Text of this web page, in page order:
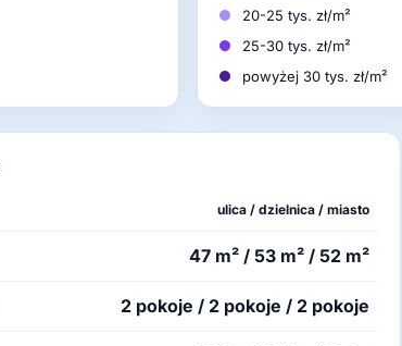
20-25 tys. zł/m²
25-30 tys. zł/m²
powyżej 30 tys. zł/m²
ulica / dzielnica / miasto
47 m² / 53 m² / 52 m²
2 pokoje / 2 pokoje / 2 pokoje